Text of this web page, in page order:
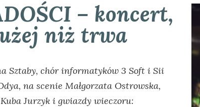
– koncert,
niż trwa
Sztaby, chór informatyków 3 Soft i Sii
na scenie Małgorzata Ostrowska,
Jurzyk i gwiazdy wieczoru: